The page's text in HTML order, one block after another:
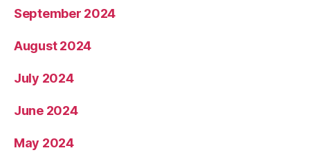
September 2024
August 2024
July 2024
June 2024
May 2024